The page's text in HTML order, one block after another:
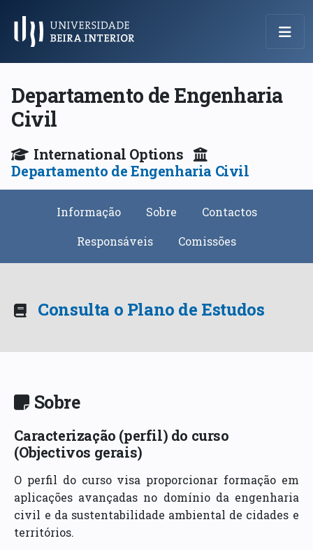
Menu Principal
Departamento de Engenharia
Civil
International Options
Departamento de Engenharia Civil
Informação Sobre
Contactos
Responsáveis
Comissões
Consulta o Plano de Estudos
Sobre
Caracterização (perfil) do curso
(Objectivos gerais)
O perfil do curso visa proporcionar formação em
aplicações avançadas no domínio da engenharia
civil e da sustentabilidade ambiental de cidades e
territórios.